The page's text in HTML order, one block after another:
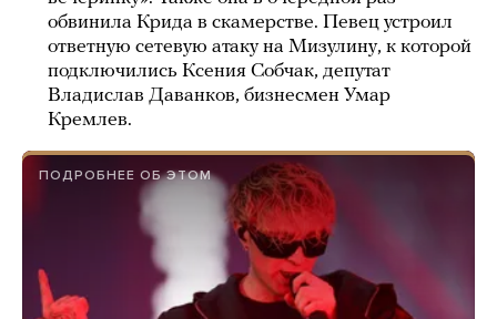
обвинила Крида в скамерстве. Певец устроил
ответную сетевую атаку на Мизулину, к которой
подключились Ксения Собчак, депутат
Владислав Даванков, бизнесмен Умар
Кремлев.
ПОДРОБНЕЕ ОБ ЭТОМ